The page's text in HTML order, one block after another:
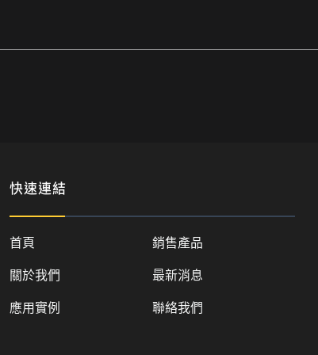
快速連結
首頁 銷售產品
關於我們 最新消息
應用實例 聯絡我們